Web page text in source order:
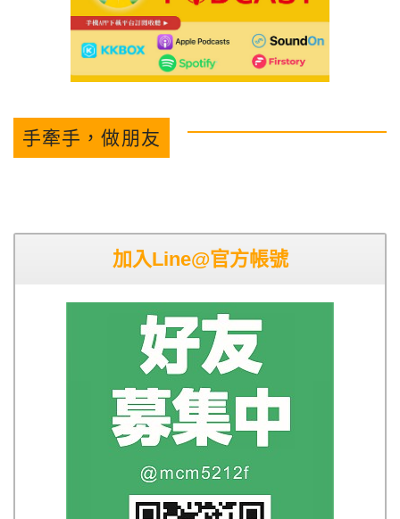
手牽手，做朋友
加入Line@官方帳號